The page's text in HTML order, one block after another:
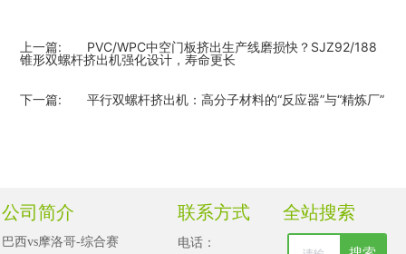
上一篇:
PVC/WPC中空门板挤出生产线磨损快？SJZ92/188
锥形双螺杆挤出机强化设计，寿命更长
下一篇: 平行双螺杆挤出机：高分子材料的“反应器”与“精炼厂”
公司简介
巴西vs摩洛哥-综合赛
联系方式
电话：
全站搜索